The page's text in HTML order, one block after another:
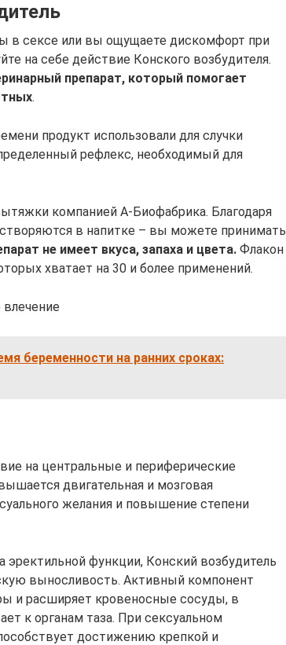
в сексе или вы ощущаете дискомфорт при
на себе действие Конского возбудителя.
препарат, который помогает
.
продукт использовали для случки
рефлекс, необходимый для
компанией А-Биофабрика. Благодаря
в напитке – вы можете принимать
не имеет вкуса, запаха и цвета. Флакон
хватает на 30 и более применений.
беременности на ранних сроках:
на центральные и периферические
двигательная и мозговая
желания и повышение степени
функции, Конский возбудитель
выносливость. Активный компонент
и расширяет кровеносные сосуды, в
к органам таза. При сексуальном
достижению крепкой и